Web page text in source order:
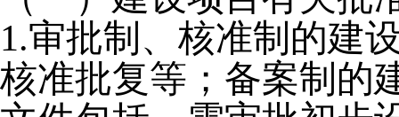
1.审批制、核准制的建
核准批复等；备案制的